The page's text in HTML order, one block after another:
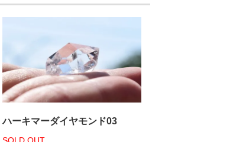
ハーキマーダイヤモンド03